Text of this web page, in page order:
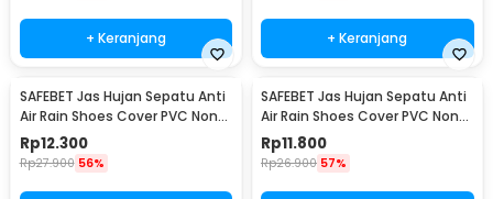
+ Keranjang + Keranjang
SAFEBET Jas Hujan Sepatu Anti
Air Rain Shoes Cover PVC Non
Slip Strap M 37-39 - H-101
Rp12.300
Rp27.900 56%
SAFEBET Jas Hujan Sepatu Anti
Air Rain Shoes Cover PVC Non
Slip Strap XL 42-43 - H-101
Rp11.800
Rp26.900 57%